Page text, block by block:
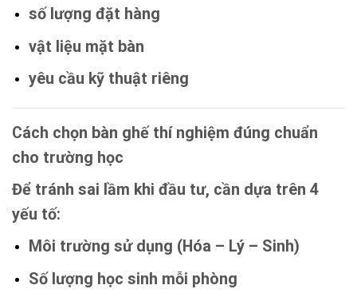
số lượng đặt hàng
vật liệu mặt bàn
yêu cầu kỹ thuật riêng
Cách chọn bàn ghế thí nghiệm đúng chuẩn
cho trường học
Để tránh sai lầm khi đầu tư, cần dựa trên 4
yếu tố:
Môi trường sử dụng (Hóa – Lý – Sinh)
Số lượng học sinh mỗi phòng